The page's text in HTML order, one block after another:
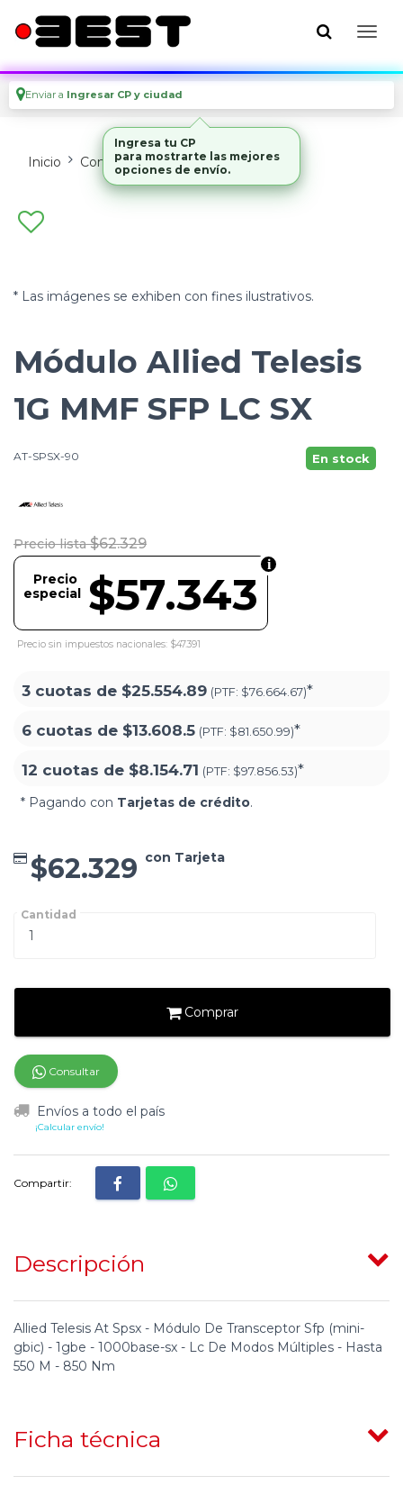
Enviar a Ingresar CP y ciudad
Inicio Conectividad Transceivers
* Las imágenes se exhiben con fines ilustrativos.
Módulo Allied Telesis
1G MMF SFP LC SX
AT-SPSX-90 En stock
Precio lista $62.329
$57.343
Precio
especial
Precio sin impuestos nacionales: $47.391
3 cuotas de $25.554.89 (PTF: $76.664.67)*
6 cuotas de $13.608.5 (PTF: $81.650.99)*
12 cuotas de $8.154.71 (PTF: $97.856.53)*
* Pagando con Tarjetas de crédito.
$62.329 con Tarjeta
Cantidad
Comprar
Consultar
Envíos a todo el país
¡Calcular envío!
Compartir:
Descripción
Allied Telesis At Spsx - Módulo De Transceptor Sfp (mini-
gbic) - 1gbe - 1000base-sx - Lc De Modos Múltiples - Hasta
550 M - 850 Nm
Ficha técnica
Ingresa tu CP
para mostrarte las mejores
opciones de envío.